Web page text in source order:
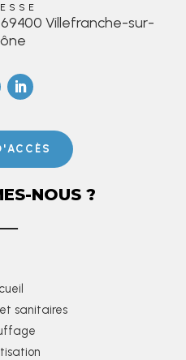
69400 Villefranche-sur-
NOUS ?
sanitaires